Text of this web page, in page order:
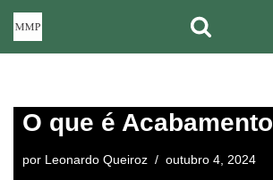
conteúdo
O que é Acabamento
por Leonardo Queiroz outubro 4, 2024